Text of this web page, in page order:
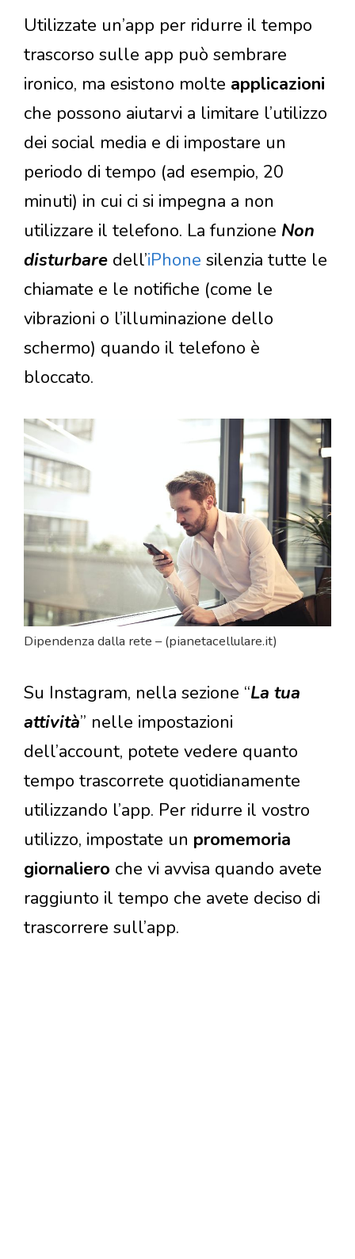
Utilizzate un’app per ridurre il tempo
trascorso sulle app può sembrare
ironico, ma esistono molte applicazioni
che possono aiutarvi a limitare l’utilizzo
dei social media e di impostare un
periodo di tempo (ad esempio, 20
minuti) in cui ci si impegna a non
utilizzare il telefono. La funzione Non
disturbare dell’iPhone silenzia tutte le
chiamate e le notifiche (come le
vibrazioni o l’illuminazione dello
schermo) quando il telefono è
bloccato.
Dipendenza dalla rete – (pianetacellulare.it)
Su Instagram, nella sezione “La tua
attività” nelle impostazioni
dell’account, potete vedere quanto
tempo trascorrete quotidianamente
utilizzando l’app. Per ridurre il vostro
utilizzo, impostate un promemoria
giornaliero che vi avvisa quando avete
raggiunto il tempo che avete deciso di
trascorrere sull’app.